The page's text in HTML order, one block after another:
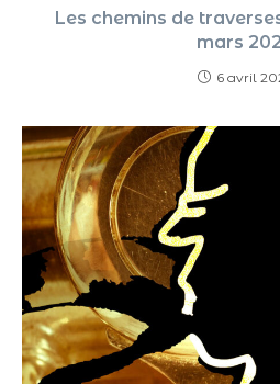
Les chemins de
mars
6 avril